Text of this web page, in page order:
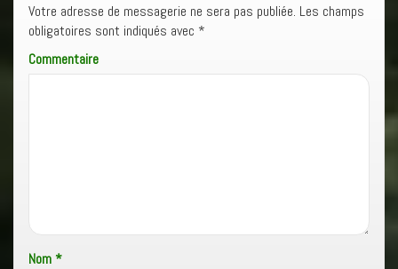
Votre adresse de messagerie ne sera pas publiée. Les champs
obligatoires sont indiqués avec *
Commentaire
Nom*